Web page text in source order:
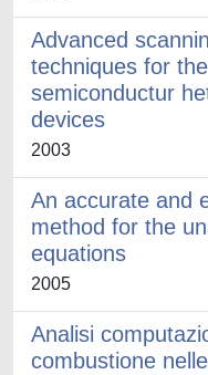
Advanced
techniques for
semiconductur
devices
2003
An accurate and
method for the
equations
2005
Analisi
combustione